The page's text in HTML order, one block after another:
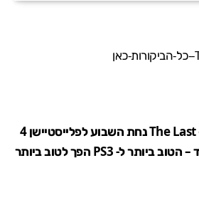
The Last of Us: Remastered נחת השבוע לפלייסטיישן 4
והוא מוכיח רק דבר אחד – הטוב ביותר ל- PS3 הפך לטוב ביותר